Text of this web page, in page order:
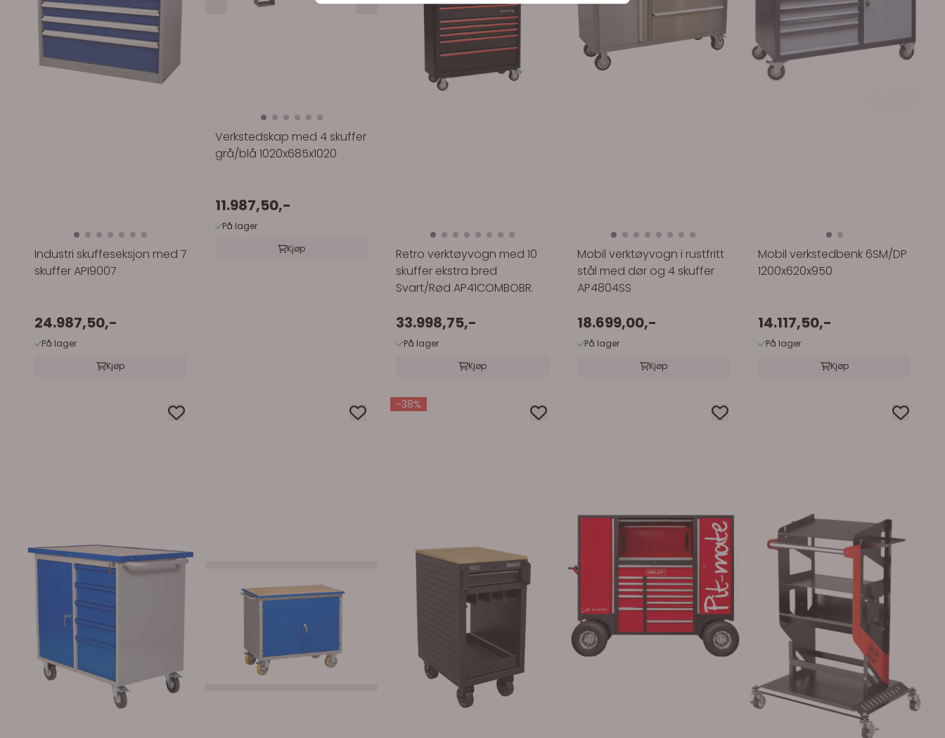
Industri skuffeseksjon med 7
skuffer API9007
24.987,50,-
På lager
Kjøp
Verkstedskap med 4 skuffer
grå/blå 1020x685x1020
11.987,50,-
På lager
Kjøp
Retro verktøyvogn med 10
skuffer ekstra bred
Svart/Rød AP41COMBOBR.
33.998,75,-
På lager
Kjøp
Mobil verktøyvogn i rustfritt
stål med dør og 4 skuffer
AP4804SS
18.699,00,-
På lager
Kjøp
Mobil verkstedbenk 6SM/DP
1200x620x950
14.117,50,-
På lager
Kjøp
-38%